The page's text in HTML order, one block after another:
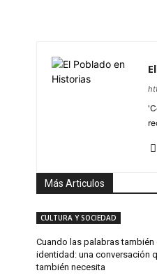
Más Articulos
CULTURA Y SOCIEDAD
Cuando las palabras también
identidad: una conversación
también necesita